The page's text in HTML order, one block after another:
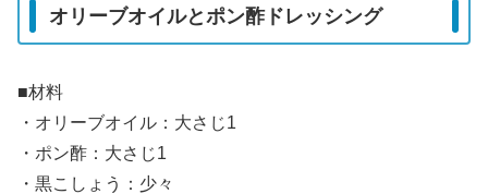
オリーブオイルとポン酢ドレッシング
■材料
・オリーブオイル：大さじ1
・ポン酢：大さじ1
・黒こしょう：少々